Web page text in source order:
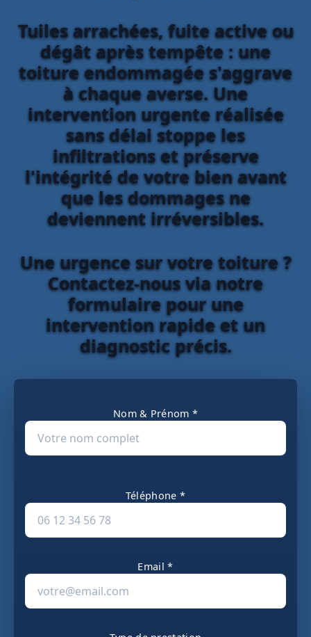
Tuiles arrachées, fuite active ou
dégât après tempête : une
toiture endommagée s'aggrave
à chaque averse. Une
intervention urgente réalisée
sans délai stoppe les
infiltrations et préserve
l'intégrité de votre bien avant
que les dommages ne
deviennent irréversibles.
Une urgence sur votre toiture ?
Contactez-nous via notre
formulaire pour une
intervention rapide et un
diagnostic précis.
Nom & Prénom *
Téléphone *
Email *